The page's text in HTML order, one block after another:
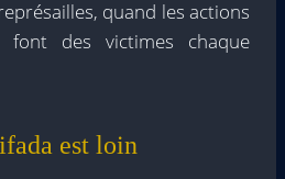
quand les actions
font des victimes chaque
est loin